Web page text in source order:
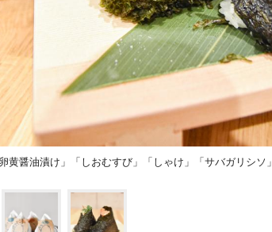
黄醤油漬け」「しおむすび」「しゃけ」「サバガリシソ」